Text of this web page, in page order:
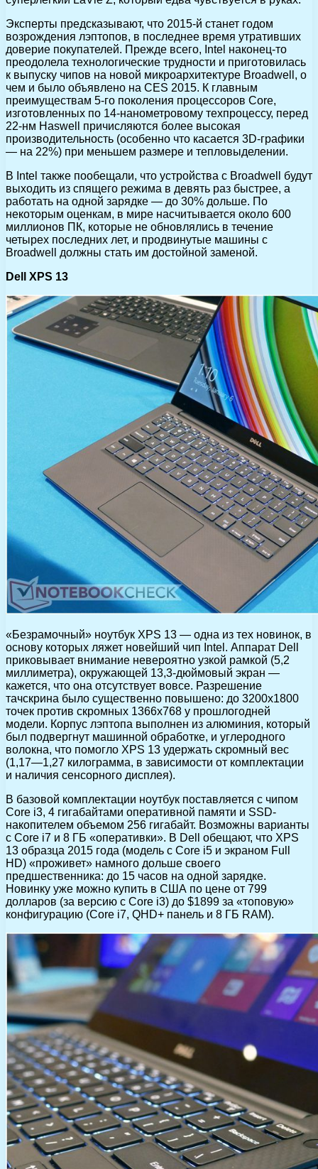
Эксперты предсказывают, что 2015-й станет годом
возрождения лэптопов, в последнее время утративших
доверие покупателей. Прежде всего, Intel наконец-то
преодолела технологические трудности и приготовилась
к выпуску чипов на новой микроархитектуре Broadwell, о
чем и было объявлено на CES 2015. К главным
преимуществам 5-го поколения процессоров Core,
изготовленных по 14-нанометровому техпроцессу, перед
22-нм Haswell причисляются более высокая
производительность (особенно что касается 3D-графики
— на 22%) при меньшем размере и тепловыделении.
В Intel также пообещали, что устройства с Broadwell будут
выходить из спящего режима в девять раз быстрее, а
работать на одной зарядке — до 30% дольше. По
некоторым оценкам, в мире насчитывается около 600
миллионов ПК, которые не обновлялись в течение
четырех последних лет, и продвинутые машины с
Broadwell должны стать им достойной заменой.
Dell XPS 13
«Безрамочный» ноутбук XPS 13 — одна из тех новинок, в
основу которых ляжет новейший чип Intel. Аппарат Dell
приковывает внимание невероятно узкой рамкой (5,2
миллиметра), окружающей 13,3-дюймовый экран —
кажется, что она отсутствует вовсе. Разрешение
тачскрина было существенно повышено: до 3200х1800
точек против скромных 1366х768 у прошлогодней
модели. Корпус лэптопа выполнен из алюминия, который
был подвергнут машинной обработке, и углеродного
волокна, что помогло XPS 13 удержать скромный вес
(1,17—1,27 килограмма, в зависимости от комплектации
и наличия сенсорного дисплея).
В базовой комплектации ноутбук поставляется с чипом
Core i3, 4 гигабайтами оперативной памяти и SSD-
накопителем объемом 256 гигабайт. Возможны варианты
с Core i7 и 8 ГБ «оперативки». В Dell обещают, что XPS
13 образца 2015 года (модель с Core i5 и экраном Full
HD) «проживет» намного дольше своего
предшественника: до 15 часов на одной зарядке.
Новинку уже можно купить в США по цене от 799
долларов (за версию с Core i3) до $1899 за «топовую»
конфигурацию (Core i7, QHD+ панель и 8 ГБ RAM).